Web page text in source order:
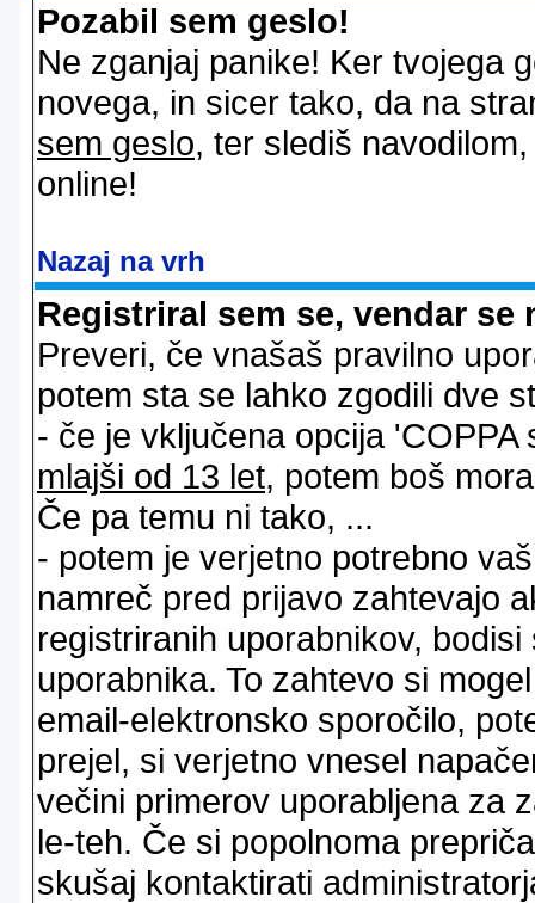
Pozabil sem geslo!
Ne zganjaj panike! Ker tvojega
novega, in sicer tako, da na
sem geslo, ter slediš
online!
Nazaj na vrh
Registriral sem se, vendar
Preveri, če vnašaš pravilno
potem sta se lahko zgodili dve
- če je vključena opcija
mlajši od 13 let, potem boš
Če pa temu ni tako, ...
- potem je verjetno potrebno
namreč pred prijavo zahtevajo
registriranih uporabnikov,
uporabnika. To zahtevo si
email-elektronsko sporočilo,
prejel, si verjetno vnesel
večini primerov uporabljena za
le-teh. Če si popolnoma
skušaj kontaktirati